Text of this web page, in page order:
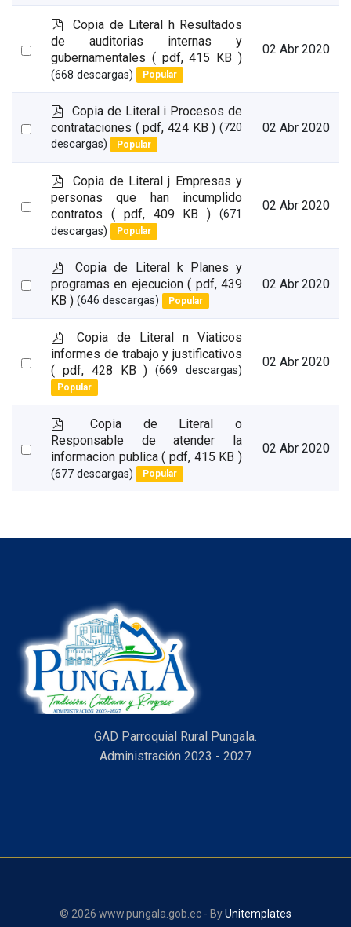
Select
item
p
f
Copia de Literal h Resultados
de auditorias internas y
gubernamentales ( pdf, 415 KB )
(668 descargas) Popular
02 Abr 2020
Select
p
d
f
Copia de Literal i Procesos de
contrataciones ( pdf, 424 KB ) (720
descargas)
Popular
02 Abr 2020
Select
item
p
d
f
Copia de Literal j Empresas y
personas que han incumplido
contratos
( pdf, 409 KB )
(671
descargas)
Popular
02 Abr 2020
Select
p
d
f
Copia de Literal k Planes y
programas en ejecucion ( pdf, 439
KB ) (646 descargas) Popular
02 Abr 2020
Select
item
p
d
f
Copia de Literal n Viaticos
informes de trabajo y justificativos
( pdf, 428 KB ) (669 descargas)
Popular
02 Abr 2020
Select
p
d
f
Copia de Literal o
Responsable de atender la
informacion publica ( pdf, 415 KB )
(677 descargas) Popular
02 Abr 2020
GAD Parroquial Rural Pungala.
Administración 2023 - 2027
© 2026 www.pungala.gob.ec - ByUnitemplates